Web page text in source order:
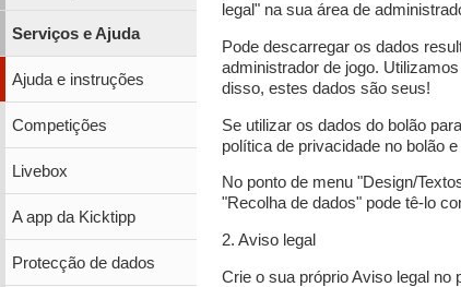
Serviços e Ajuda
Ajuda e instruções
Competições
Livebox
A app da Kicktipp
Protecção de dados
legal" na sua área de
Pode descarregar os dados
administrador de jogo.
disso, estes dados são seus!
Se utilizar os dados do bolão
política de privacidade no bolão
No ponto de menu "Design/
"Recolha de dados" pode tê-lo
2. Aviso legal
Crie o sua próprio Aviso legal